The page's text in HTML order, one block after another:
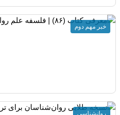
خبر مهم دوم
روانشناسی